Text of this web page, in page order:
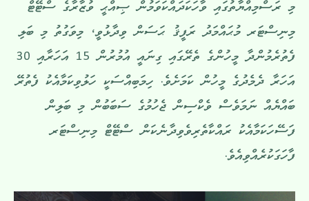
މި ރަސްމިއްޔާތުގައި ވާހަކަދައްކަވަމުން ޞިއްޙީ ވުޒާރާގެ ސްޓޭޓް
މިނިސްޓަރ މުޙައްމަދު ރަފީޤު ޙަސަން ވިދާޅުވީ، މިވަގުތު މި ބަލި
ފެތުރެމުންދާ މީހުންގެ ތެރޭގައި ގިނައީ އުމުރުން 15 އަހަރާއި 30
އަހަރާ ދެމެދުގެ މީހުން ކަމަށެވެ. ހިމަބިއްސަކީ ހަލުވިކަމާއެކު ފެތުރޭ
ބައްޔެއް ނަމަވެސް ވެކްސިން ޖެހުމުގެ ސަބަބުން މި ބަލިން
ފަސޭހަކަމާއެކު ރައްކާތެރިވެވިދާނެކަން ސްޓޭޓް މިނިސްޓަރ
ފާހަގަކުރެއްވިއެވެ.